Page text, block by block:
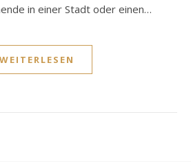
in einer Stadt oder einen…
WEITERLESEN